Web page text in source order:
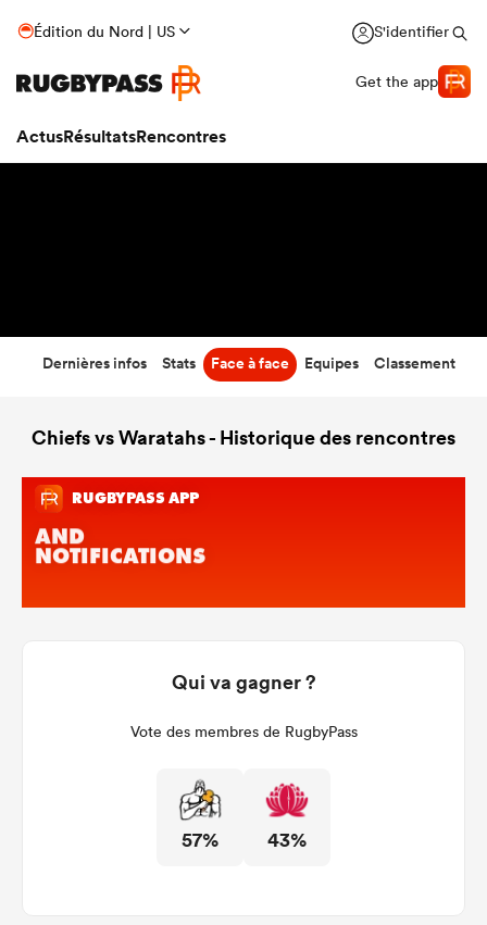
Édition du Nord | US S'identifier
Get the app
ActusRésultatsRencontres
Dernières infos Stats Face à face Equipes Classement
Chiefs vs Waratahs - Historique des rencontres
Qui va gagner ?
Vote des membres de RugbyPass
57% 43%